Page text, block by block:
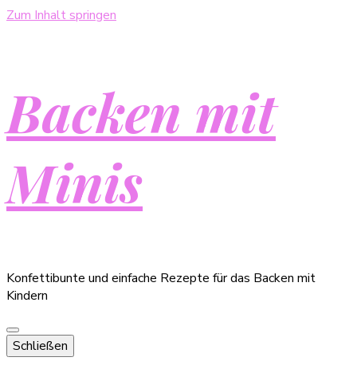
Zum Inhalt springen
Backen mit
Minis
Konfettibunte und einfache Rezepte für das Backen mit
Kindern
Schließen